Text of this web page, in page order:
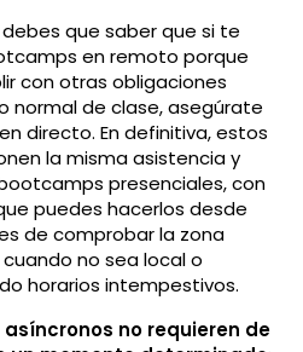
que saber que si te
en remoto porque
con otras obligaciones
normal de clase, asegúrate
directo. En definitiva, estos
la misma asistencia y
presenciales, con
puedes hacerlos desde
de comprobar la zona
no sea local o
horarios intempestivos.
no requieren de